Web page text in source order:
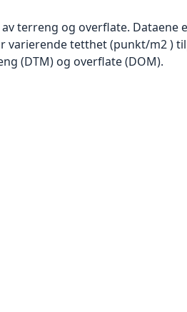
terreng og overflate.
varierende tetthet (punkt/m2 )
(DTM) og overflate (DOM).